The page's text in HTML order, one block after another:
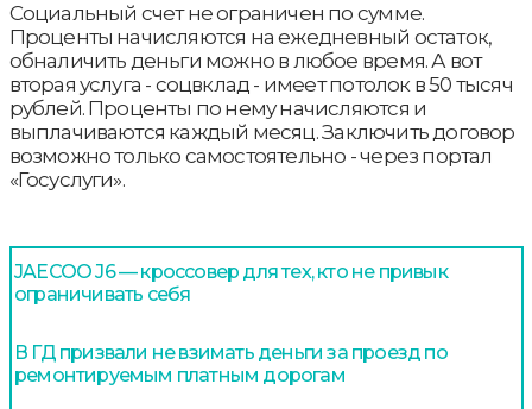
Социальный счет не ограничен по сумме.
Проценты начисляются на ежедневный остаток,
обналичить деньги можно в любое время. А вот
вторая услуга - соцвклад - имеет потолок в 50 тысяч
рублей. Проценты по нему начисляются и
выплачиваются каждый месяц. Заключить договор
возможно только самостоятельно - через портал
«Госуслуги».
JAECOO J6 — кроссовер для тех, кто не привык
ограничивать себя
В ГД призвали не взимать деньги за проезд по
ремонтируемым платным дорогам